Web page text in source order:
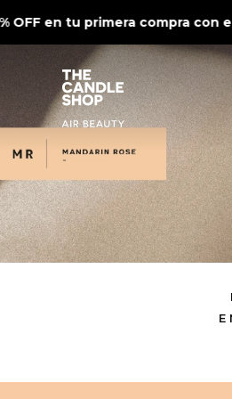
en tu primera compra con